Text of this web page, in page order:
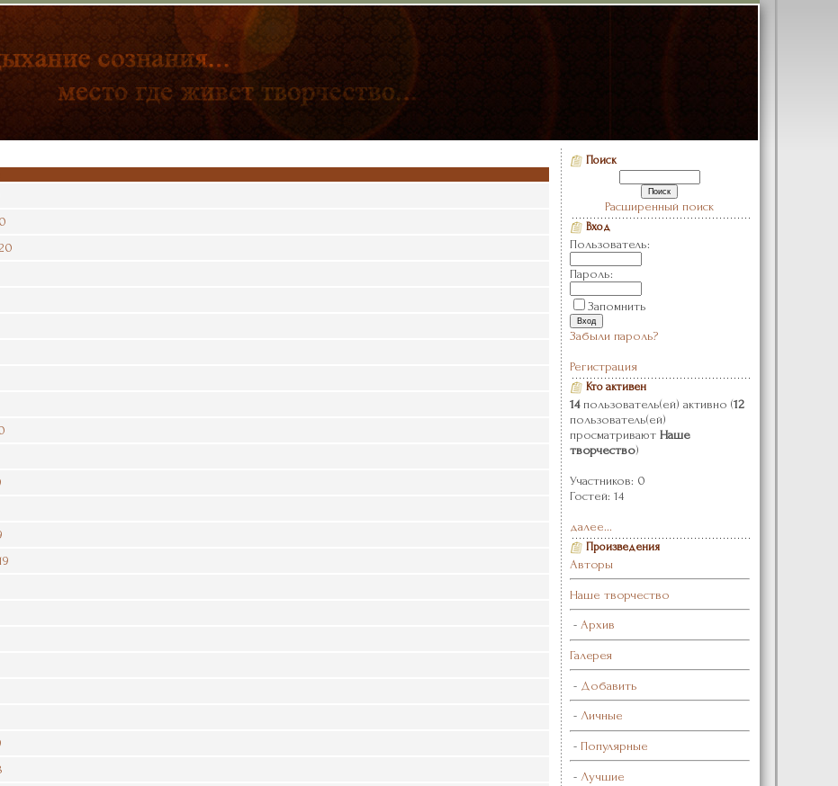
Поиск
Расширенный поиск
Вход
Пользователь:
Пароль:
Запомнить
Забыли пароль?
Регистрация
Кто активен
14пользователь(ей) активно (12
пользователь(ей)
просматривают Наше
творчество)
Участников: 0
Гостей: 14
далее...
Произведения
Авторы
Наше творчество
- Архив
Галерея
- Добавить
- Личные
- Популярные
- Лучшие